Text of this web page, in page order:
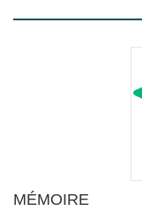
MÉMOIRE